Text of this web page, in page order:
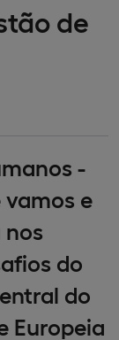
de
-
e
nos
do
do
Europeia